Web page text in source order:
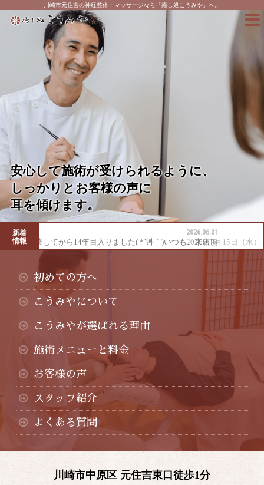
川崎市元住吉の神経整体・マッサージなら「癒し処こうみや」へ。
骨格を調整し、筋肉をほぐし、
お客様の本来あるべき体を
取り戻します。
新着
情報
2026.05.01
2026年6月15日（月）まで
付開始のお知らせ
年7月15日（水）までの癒し処こうみやオンライン予約受
始のお知らせ
初めての方へ
こうみやについて
こうみやが選ばれる理由
施術メニューと料金
お客様の声
スタッフ紹介
よくある質問
川崎市中原区 元住吉東口徒歩1分